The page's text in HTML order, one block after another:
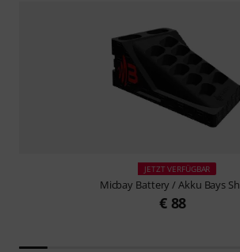
JETZT VERFÜGBAR
Micbay Battery / Akku Bays
€ 88